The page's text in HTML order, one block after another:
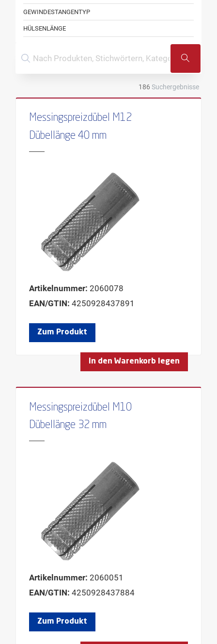
GEWINDESTANGENTYP
HÜLSENLÄNGE
INNENGEWINDE
SCHLÜSSELWEITE
186 Suchergebnisse
Messingspreizdübel M12
Dübellänge 40 mm
Artikelnummer: 2060078
EAN/GTIN: 4250928437891
Zum Produkt
In den Warenkorb legen
Messingspreizdübel M10
Dübellänge 32 mm
Artikelnummer: 2060051
EAN/GTIN: 4250928437884
Zum Produkt